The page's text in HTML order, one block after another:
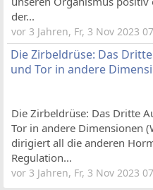
der...
vor 3 Jahren, Fr, 3 Nov 2023
Die Zirbeldrüse: Das
und Tor in andere
Die Zirbeldrüse: Das Dritte
Tor in andere Dimensionen
dirigiert all die anderen
Regulation...
vor 3 Jahren, Fr, 3 Nov 2023